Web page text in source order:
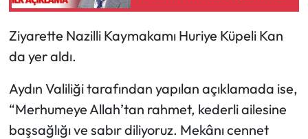
Ziyarette Nazilli Kaymakamı Huriye Küpeli Kan
da yer aldı.
Aydın Valiliği tarafından yapılan açıklamada ise,
“Merhumeye Allah’tan rahmet, kederli ailesine
başsağlığı ve sabır diliyoruz. Mekânı cennet